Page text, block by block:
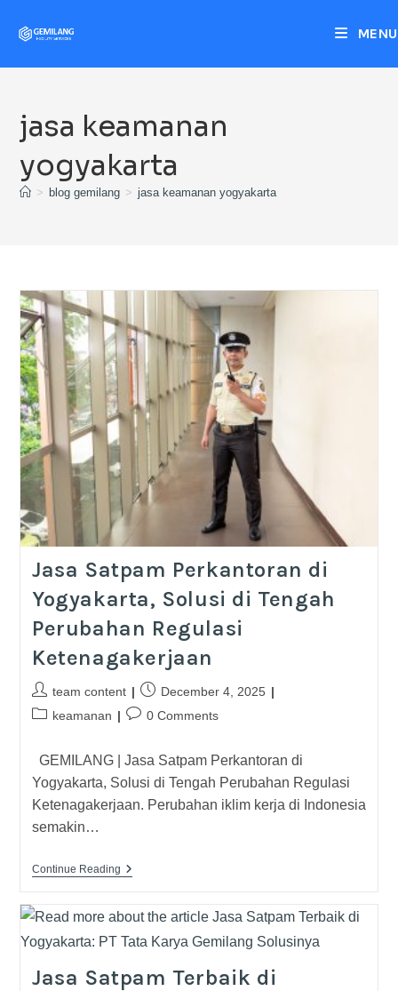
MENU
jasa keamanan
yogyakarta
> blog gemilang > jasa keamanan yogyakarta
Jasa Satpam Perkantoran di
Yogyakarta, Solusi di Tengah
Perubahan Regulasi
Ketenagakerjaan
team content
December 4, 2025
keamanan
0 Comments
GEMILANG | Jasa Satpam Perkantoran di
Yogyakarta, Solusi di Tengah Perubahan Regulasi
Ketenagakerjaan. Perubahan iklim kerja di Indonesia
semakin…
Continue Reading
Jasa Satpam Terbaik di